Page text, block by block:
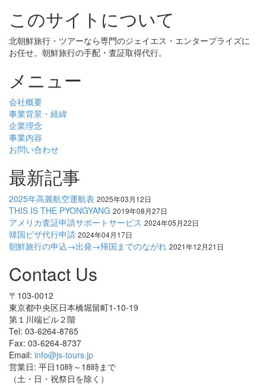
このサイトについて
北朝鮮旅行・ツアーなら専門のジェイエス・エンタープライズに
お任せ。朝鮮旅行の手配・査証取得代行。
メニュー
会社概要
事業背景・経緯
企業理念
事業内容
お問い合わせ
最新記事
2025年高麗航空運航表 2025年03月12日
THIS IS THE PYONGYANG 2019年08月27日
アメリカ査証申請サポートサービス 2024年05月22日
韓国ビザ代行申請 2024年04月17日
朝鮮旅行の申込→出発→帰国までのながれ 2021年12月21日
Contact Us
〒103-0012
東京都中央区日本橋堀留町1-10-19
第１川端ビル２階
Tel: 03-6264-8765
Fax: 03-6264-8737
Email: info@js-tours.jp
営業日: 平日10時～18時まで
（土・日・祝祭日を除く）